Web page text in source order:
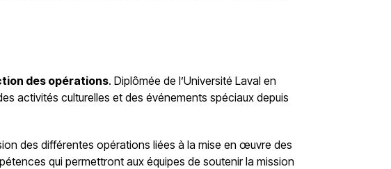
des opérations. Diplômée de l’Université Laval en
activités culturelles et des événements spéciaux depuis
des différentes opérations liées à la mise en œuvre des
qui permettront aux équipes de soutenir la mission